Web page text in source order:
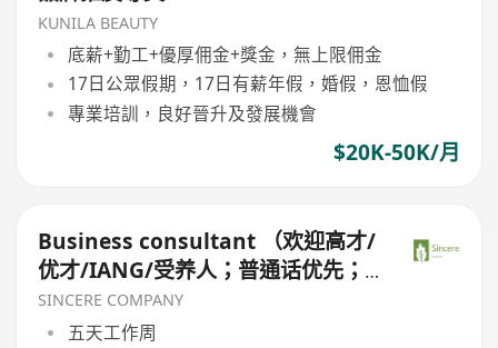
KUNILA BEAUTY
底薪+勤工+優厚佣金+獎金，無上限佣金
17日公眾假期，17日有薪年假，婚假，恩恤假
專業培訓，良好晉升及發展機會
$20K-50K/月
Business consultant （欢迎高才/
优才/IANG/受养人；普通话优先；
可转正/续签）
SINCERE COMPANY
五天工作周